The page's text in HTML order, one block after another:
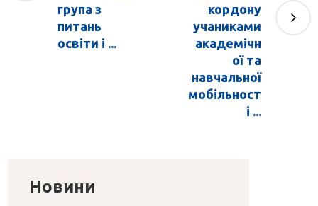
група з
питань
освіти і ...
кордону
учаниками
академічн
ої та
навчальної
мобільност
і ...
Новини